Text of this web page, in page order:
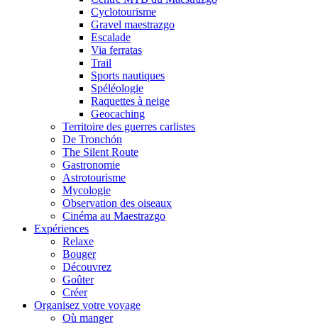
Cyclotourisme
Gravel maestrazgo
Escalade
Via ferratas
Trail
Sports nautiques
Spéléologie
Raquettes à neige
Geocaching
Territoire des guerres carlistes
De Tronchón
The Silent Route
Gastronomie
Astrotourisme
Mycologie
Observation des oiseaux
Cinéma au Maestrazgo
Expériences
Relaxe
Bouger
Découvrez
Goûter
Créer
Organisez votre voyage
Où manger